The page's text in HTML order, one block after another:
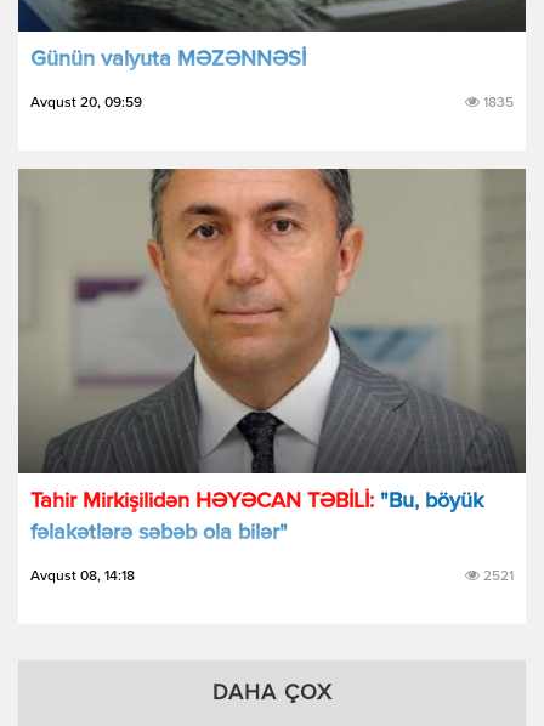
Günün valyuta MƏZƏNNƏSİ
Avqust 20, 09:59 1835
Tahir Mirkişilidən HƏYƏCAN TƏBİLİ: "Bu, böyük
fəlakətlərə səbəb ola bilər"
Avqust 08, 14:18 2521
DAHA ÇOX